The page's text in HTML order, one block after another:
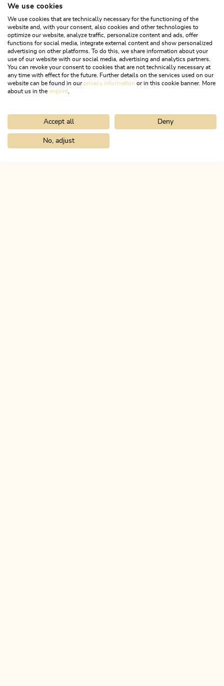
Downloads
PLAKAT
We use cookies
We use cookies that are technically necessary for the functioning of the
website and, with your consent, also cookies and other technologies to
optimize our website, analyze traffic, personalize content and ads, offer
functions for social media, integrate external content and show personalized
advertising on other platforms. To do this, we share information about your
use of our website with our social media, advertising and analytics partners.
You can revoke your consent to cookies that are not technically necessary at
any time with effect for the future. Further details on the services used on our
website can be found in our privacy information or in this cookie banner. More
about us in the imprint
Accept all Deny
No, adjust